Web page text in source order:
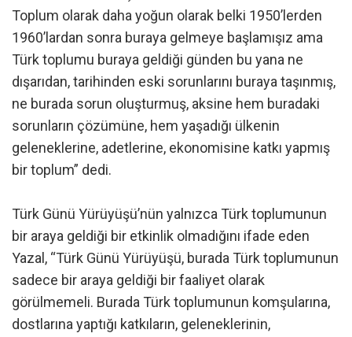
Toplum olarak daha yoğun olarak belki 1950’lerden
1960’lardan sonra buraya gelmeye başlamışız ama
Türk toplumu buraya geldiği günden bu yana ne
dışarıdan, tarihinden eski sorunlarını buraya taşınmış,
ne burada sorun oluşturmuş, aksine hem buradaki
sorunların çözümüne, hem yaşadığı ülkenin
geleneklerine, adetlerine, ekonomisine katkı yapmış
bir toplum” dedi.
Türk Günü Yürüyüşü’nün yalnızca Türk toplumunun
bir araya geldiği bir etkinlik olmadığını ifade eden
Yazal, “Türk Günü Yürüyüşü, burada Türk toplumunun
sadece bir araya geldiği bir faaliyet olarak
görülmemeli. Burada Türk toplumunun komşularına,
dostlarına yaptığı katkıların, geleneklerinin,